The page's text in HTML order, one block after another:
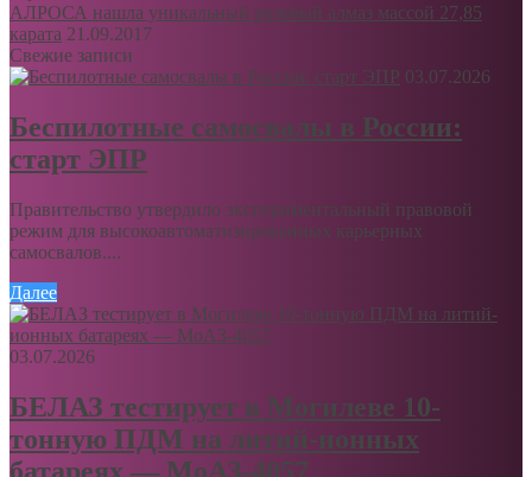
АЛРОСА нашла уникальный розовый алмаз массой 27,85
карата 21.09.2017
Свежие записи
03.07.2026
Беспилотные самосвалы в России:
старт ЭПР
Правительство утвердило экспериментальный правовой
режим для высокоавтоматизированных карьерных
самосвалов....
Далее
03.07.2026
БЕЛАЗ тестирует в Могилеве 10-
тонную ПДМ на литий-ионных
батареях — МоАЗ-4057